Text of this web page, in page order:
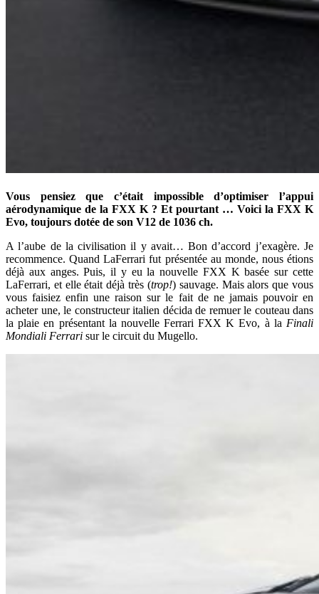
Vous pensiez que c’était impossible d’optimiser l’appui
aérodynamique de la FXX K ? Et pourtant … Voici la FXX K
Evo, toujours dotée de son V12 de 1036 ch.
A l’aube de la civilisation il y avait… Bon d’accord j’exagère. Je
recommence. Quand LaFerrari fut présentée au monde, nous étions
déjà aux anges. Puis, il y eu la nouvelle FXX K basée sur cette
LaFerrari, et elle était déjà très (trop!) sauvage. Mais alors que vous
vous faisiez enfin une raison sur le fait de ne jamais pouvoir en
acheter une, le constructeur italien décida de remuer le couteau dans
la plaie en présentant la nouvelle Ferrari FXX K Evo, à la Finali
Mondiali Ferrari sur le circuit du Mugello.